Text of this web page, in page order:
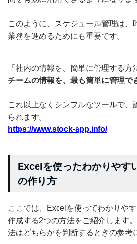
このように、スケジュール管理は、
業務を進めるためにも重要です。
「社内の情報を、簡単に管理する方
チームの情報を、最も簡単に管理で
これ以上なくシンプルなツールで、
られます。
https://www.stock-app.info/
Excelを使ったわかりやす
の作り方
ここでは、Excelを使ってわかりや
作成する2つの方法をご紹介します
法はどちらかを判断するときの参考